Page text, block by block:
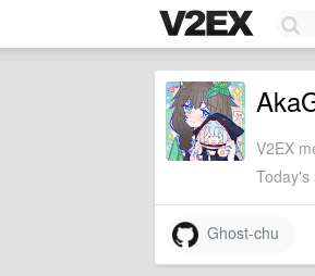
V2EX
Today's
Ghost-chu